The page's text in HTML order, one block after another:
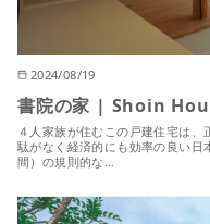
2024/08/19
書院の家 | Shoin
４人家族が住むこの戸建住宅は
駄がなく経済的にも効率の良い日
間）の規則的な…